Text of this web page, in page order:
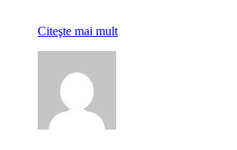
Citeşte mai mult